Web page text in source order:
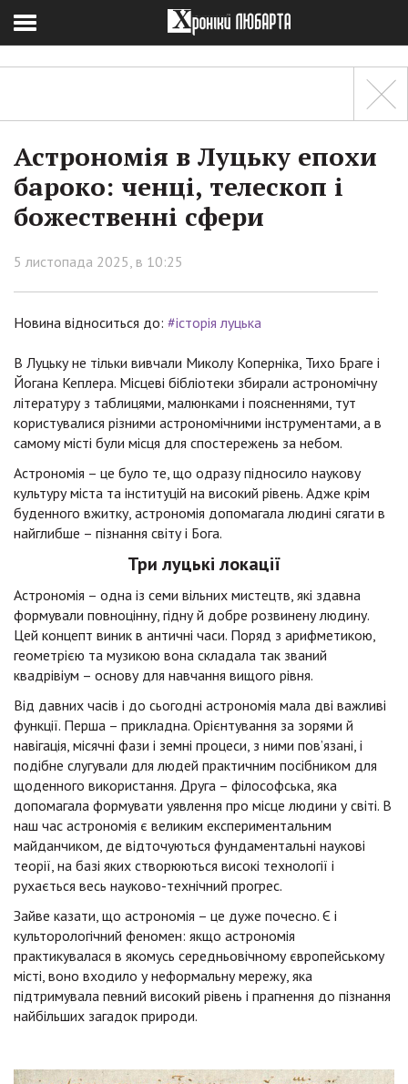
Астрономія в Луцьку епохи
бароко: ченці, телескоп і
божественні сфери
5 листопада 2025, в 10:25
Новина відноситься до: #історія луцька
В Луцьку не тільки вивчали Миколу Коперніка, Тихо Браге і
Йогана Кеплера. Місцеві бібліотеки збирали астрономічну
літературу з таблицями, малюнками і поясненнями, тут
користувалися різними астрономічними інструментами, а в
самому місті були місця для спостережень за небом.
Астрономія – це було те, що одразу підносило наукову
культуру міста та інституцій на високий рівень. Адже крім
буденного вжитку, астрономія допомагала людині сягати в
найглибше – пізнання світу і Бога.
Три луцькі локації
Астрономія – одна із семи вільних мистецтв, які здавна
формували повноцінну, гідну й добре розвинену людину.
Цей концепт виник в античні часи. Поряд з арифметикою,
геометрією та музикою вона складала так званий
квадрівіум – основу для навчання вищого рівня.
Від давних часів і до сьогодні астрономія мала дві важливі
функції. Перша – прикладна. Орієнтування за зорями й
навігація, місячні фази і земні процеси, з ними пов’язані, і
подібне слугували для людей практичним посібником для
щоденного використання. Друга – філософська, яка
допомагала формувати уявлення про місце людини у світі. В
наш час астрономія є великим експериментальним
майданчиком, де відточуються фундаментальні наукові
теорії, на базі яких створюються високі технології і
рухається весь науково-технічний прогрес.
Зайве казати, що астрономія – це дуже почесно. Є і
культорологічний феномен: якщо астрономія
практикувалася в якомусь середньовічному європейському
місті, воно входило у неформальну мережу, яка
підтримувала певний високий рівень і прагнення до пізнання
найбільших загадок природи.